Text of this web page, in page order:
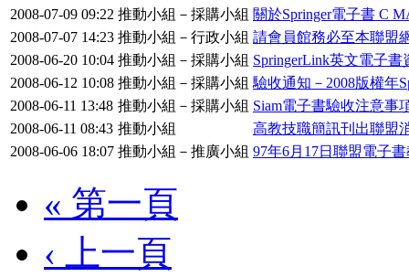
2008-07-09 09:22 推動小組－採購小組 關於Springer電子書 C
2008-07-07 14:23 推動小組－行政小組 請會員館務必至本聯盟
2008-06-20 10:04 推動小組－採購小組 SpringerLink英文電子
2008-06-12 10:08 推動小組－採購小組 驗收通知－2008版權年
2008-06-11 13:48 推動小組－採購小組 Siam電子書驗收注意事
2008-06-11 08:43 推動小組
高教技職簡訊刊出聯盟
2008-06-06 18:07 推動小組－推廣小組 97年6月17日聯盟電子
« 第一頁
‹ 上一頁